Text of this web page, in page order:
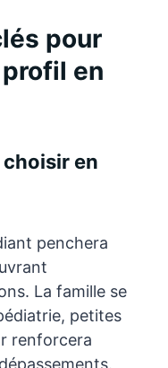
pour
en
en
penchera
La famille se
petites
renforcera